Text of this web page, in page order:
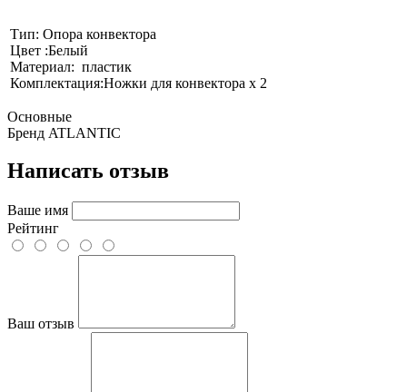
Тип: Опора конвектора
Цвет :Белый
Материал: пластик
Комплектация:Ножки для конвектора х 2
Основные
Бренд ATLANTIC
Написать отзыв
Ваше имя
Рейтинг
Ваш отзыв